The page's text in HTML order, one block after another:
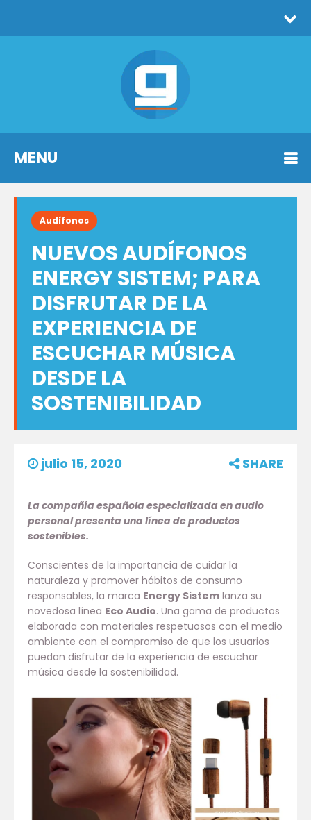
MENU
Audífonos
NUEVOS AUDÍFONOS
ENERGY SISTEM; PARA
DISFRUTAR DE LA
EXPERIENCIA DE
ESCUCHAR MÚSICA
DESDE LA
SOSTENIBILIDAD
julio 15, 2020 SHARE
La compañía española especializada en audio
personal presenta una línea de productos
sostenibles.
Conscientes de la importancia de cuidar la
naturaleza y promover hábitos de consumo
responsables, la marca Energy Sistem lanza su
novedosa línea Eco Audio. Una gama de productos
elaborada con materiales respetuosos con el medio
ambiente con el compromiso de que los usuarios
puedan disfrutar de la experiencia de escuchar
música desde la sostenibilidad.